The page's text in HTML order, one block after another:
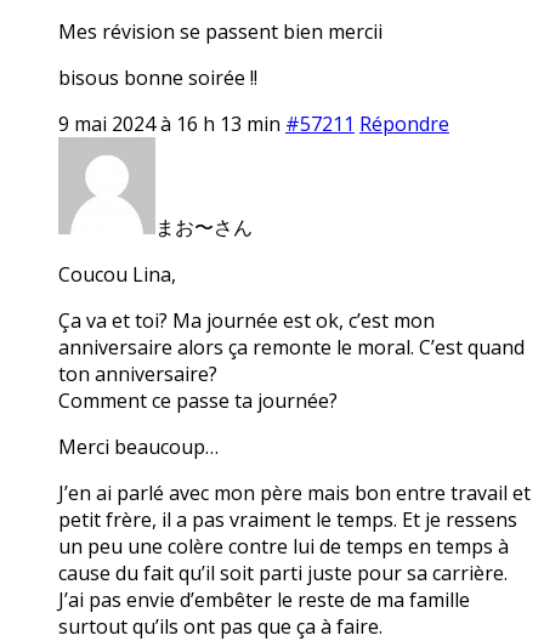
Mes révision se passent bien mercii
bisous bonne soirée !!
9 mai 2024 à 16 h 13 min #57211 Répondre
まお〜さん
Coucou Lina,
Ça va et toi? Ma journée est ok, c’est mon
anniversaire alors ça remonte le moral. C’est quand
ton anniversaire?
Comment ce passe ta journée?
Merci beaucoup…
J’en ai parlé avec mon père mais bon entre travail et
petit frère, il a pas vraiment le temps. Et je ressens
un peu une colère contre lui de temps en temps à
cause du fait qu’il soit parti juste pour sa carrière.
J’ai pas envie d’embêter le reste de ma famille
surtout qu’ils ont pas que ça à faire.